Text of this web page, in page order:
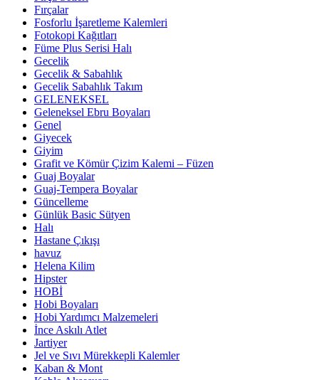
Fırçalar
Fosforlu İşaretleme Kalemleri
Fotokopi Kağıtları
Füme Plus Serisi Halı
Gecelik
Gecelik & Sabahlık
Gecelik Sabahlık Takım
GELENEKSEL
Geleneksel Ebru Boyaları
Genel
Giyecek
Giyim
Grafit ve Kömür Çizim Kalemi – Füzen
Guaj Boyalar
Guaj-Tempera Boyalar
Güncelleme
Günlük Basic Sütyen
Halı
Hastane Çıkışı
havuz
Helena Kilim
Hipster
HOBİ
Hobi Boyaları
Hobi Yardımcı Malzemeleri
İnce Askılı Atlet
Jartiyer
Jel ve Sıvı Mürekkepli Kalemler
Kaban & Mont